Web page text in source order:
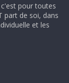
pour toutes
part de soi, dans
et les